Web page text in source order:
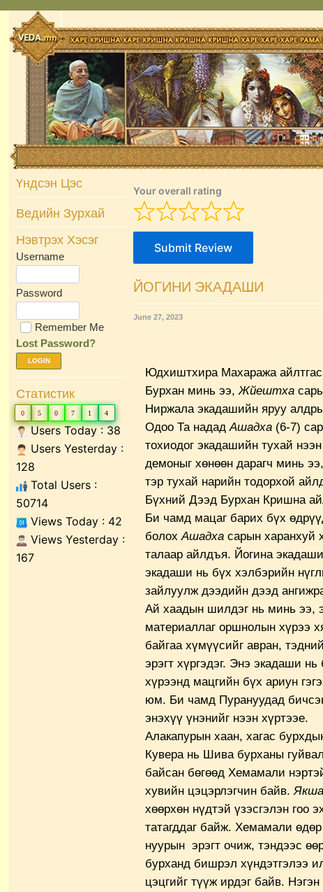
Skip
content
Үндсэн Цэс
Ведийн Зурхай
Нэвтрэх Хэсэг
Username
Password
Remember Me
Lost Password?
LOGIN
Статистик
0 5 0 7 1 4
Users Today : 38
Users Yesterday :
128
Total Users :
50714
Views Today : 42
Views Yesterday :
167
Your overall rating
Submit Review
ЙОГИНИ ЭКАДАШИ
June 27, 2023
Юдхиштхира Махаража
Бурхан минь ээ, Жйештха
Ниржала экадашийн яруу
Одоо Та надад Ашадха(6-7)
тохиодог экадашийн тухай
демоныг хөнөөн дарагч минь
тэр тухай нарийн тодорхой
Бүхний Дээд Бурхан Кришна
Би чамд мацаг барих бүх
болох Ашадхасарын харанхуй
талаар айлдъя. Йогина
экадаши нь бүх хэлбэрийн
зайлуулж дээдийн дээд
Ай хаадын шилдэг нь минь ээ,
материаллаг оршнолын хүрээ
байгаа хүмүүсийг авран,
эрэгт хүргэдэг. Энэ экадаши
хүрээнд мацгийн бүх ариун
юм. Би чамд Пурануудад
энэхүү үнэнийг нээн хүртээе.
Алакапурын хаан, хагас
Кувера нь Шива бурханы
байсан бөгөөд Хемамали
хувийн цэцэрлэгчин байв. Якша
хөөрхөн нүдтэй үзэсгэлэн гоо
татагддаг байж. Хемамали
нуурын эрэгт очиж, тэндээс
бурханд бишрэл хүндэтгэлээ
цэцгийг түүж ирдэг байв.